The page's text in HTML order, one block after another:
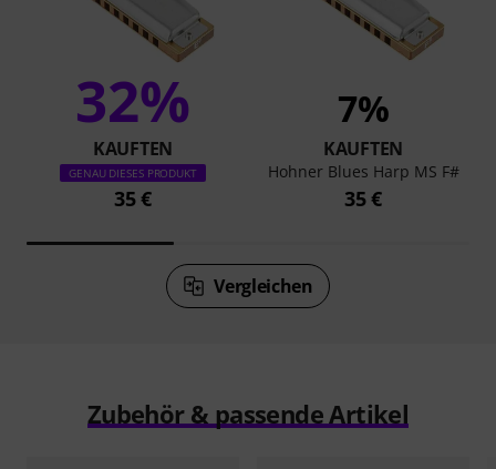
32%
KAUFTEN
GENAU DIESES PRODUKT
35 €
7%
KAUFTEN
Hohner Blues Harp MS F#
35 €
Vergleichen
Zubehör & passende Artikel